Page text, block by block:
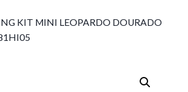
KIT MINI LEOPARDO DOURADO